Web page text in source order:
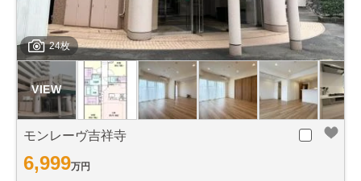
24枚
モンレーヴ吉祥寺
6,999万円